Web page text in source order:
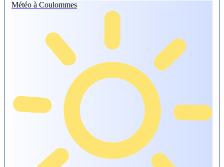
Météo à Coulommes